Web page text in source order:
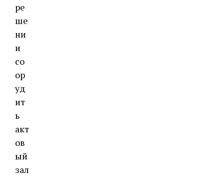
ре
ше
ни
и
со
ор
уд
ит
ь
акт
ов
ый
зал